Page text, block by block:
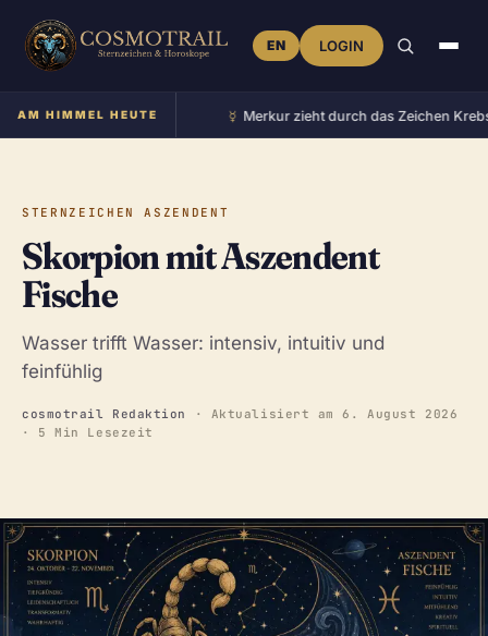
EN LOGIN
AM HIMMEL HEUTE
Zeichen Zwillinge• Merkur zieht durch das Zeichen Krebs•
STERNZEICHEN ASZENDENT
Skorpion mit Aszendent
Fische
Wasser trifft Wasser: intensiv, intuitiv und
feinfühlig
cosmotrail Redaktion · Aktualisiert am6. August 2026
· 5 Min Lesezeit